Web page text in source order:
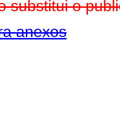
substitui o
anexos